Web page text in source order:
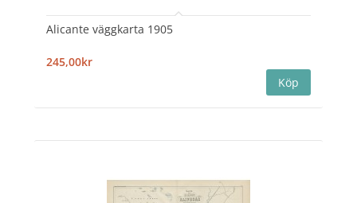
Alicante väggkarta 1905
245,00kr